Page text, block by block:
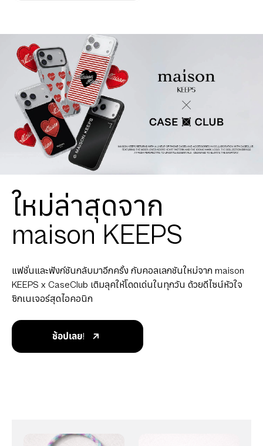
ใหม่ล่าสุดจาก
maison KEEPS
แฟชั่นและฟังก์ชันกลับมาอีกครั้ง กับคอลเลกชันใหม่จาก maison
KEEPS x CaseClub เติมลุคให้โดดเด่นในทุกวัน ด้วยดีไซน์หัวใจ
ซิกเนเจอร์สุดไอคอนิก
ช้อปเลย!